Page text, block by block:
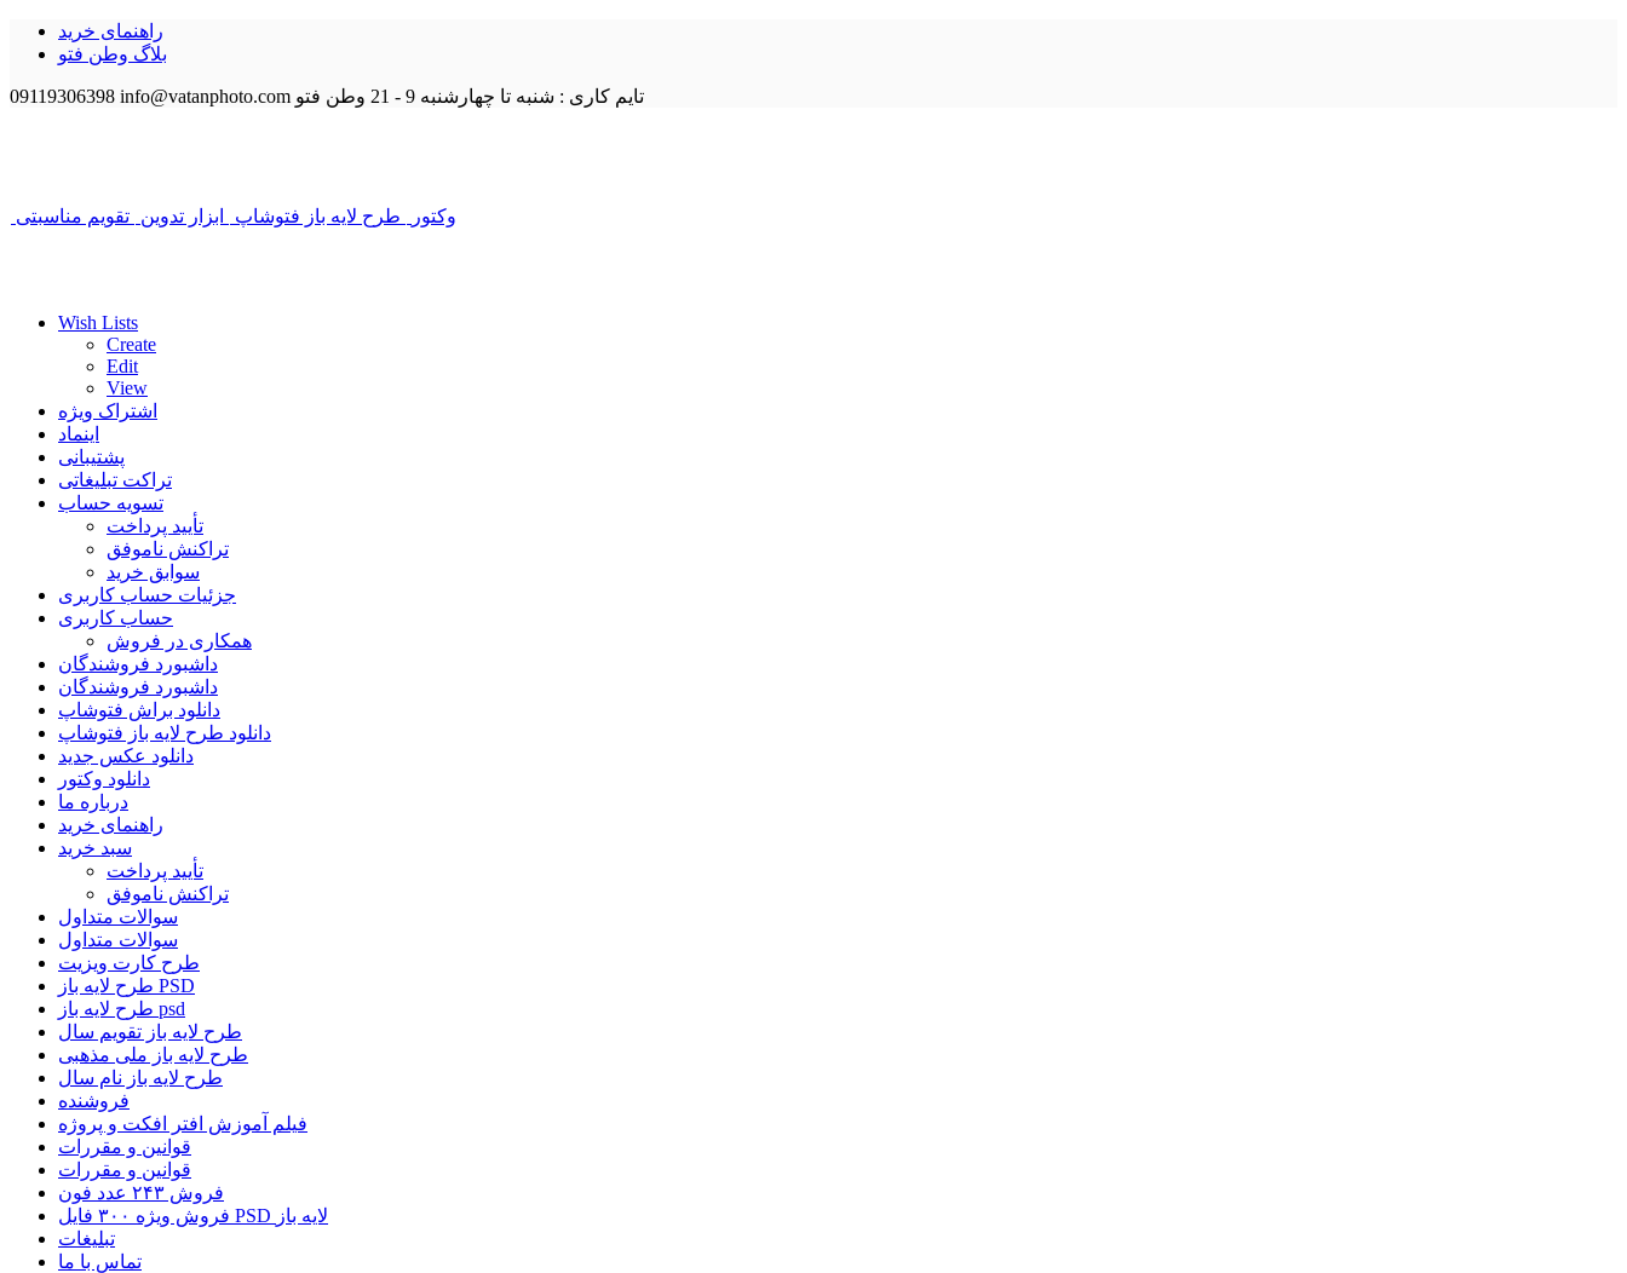
راهنمای خرید
بلاگ وطن فتو
09119306398 info@vatanphoto.com تایم کاری : شنبه تا چهارشنبه 9 - 21 وطن فتو
وکتور طرح لایه باز فتوشاپ ابزار تدوین تقویم مناسبتی
Wish Lists
Create
Edit
View
اشتراک ویژه
اینماد
پشتیبانی
تراکت تبلیغاتی
تسویه حساب
تأیید پرداخت
تراکنش ناموفق
سوابق خرید
جزئیات حساب کاربری
حساب کاربری
همکاری در فروش
داشبورد فروشندگان
داشبورد فروشندگان
دانلود براش فتوشاپ
دانلود طرح لایه باز فتوشاپ
دانلود عکس جدید
دانلود وکتور
درباره ما
راهنمای خرید
سبد خرید
تأیید پرداخت
تراکنش ناموفق
سوالات متداول
سوالات متداول
طرح کارت ویزیت
طرح لایه باز PSD
طرح لایه باز psd
طرح لایه باز تقویم سال
طرح لایه باز ملی مذهبی
طرح لایه باز نام سال
فروشنده
فیلم آموزش افتر افکت و پروژه
قوانین و مقررات
قوانین و مقررات
فروش ۲۴۳ عدد فون
فروش ویژه ۳۰۰ فایل PSD لایه باز
تبلیغات
تماس با ما